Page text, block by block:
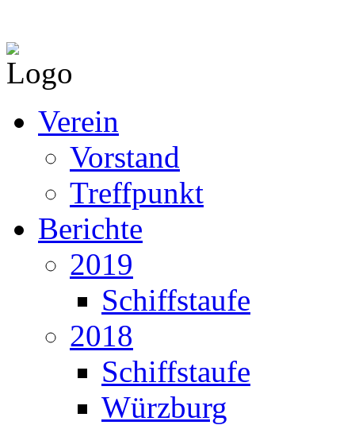
Verein
Vorstand
Treffpunkt
Berichte
2019
Schiffstaufe
2018
Schiffstaufe
Würzburg